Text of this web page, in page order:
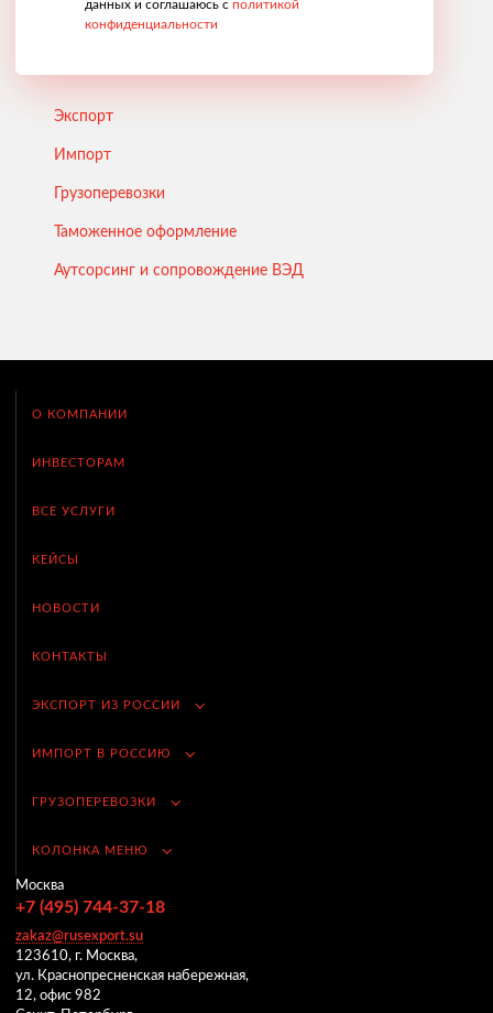
данных и соглашаюсь с политикой
конфиденциальности
Экспорт
Импорт
Грузоперевозки
Таможенное оформление
Аутсорсинг и сопровождение ВЭД
О КОМПАНИИ
ИНВЕСТОРАМ
ВСЕ УСЛУГИ
КЕЙСЫ
НОВОСТИ
КОНТАКТЫ
ЭКСПОРТ ИЗ РОССИИ
ИМПОРТ В РОССИЮ
ГРУЗОПЕРЕВОЗКИ
КОЛОНКА МЕНЮ
Москва
+7 (495) 744-37-18
zakaz@rusexport.su
123610, г. Москва,
ул. Краснопресненская набережная,
12, офис 982